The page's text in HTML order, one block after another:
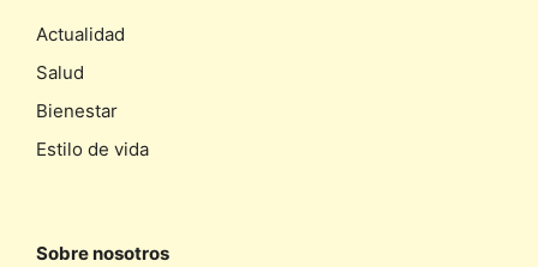
Actualidad
Salud
Bienestar
Estilo de vida
Sobre nosotros